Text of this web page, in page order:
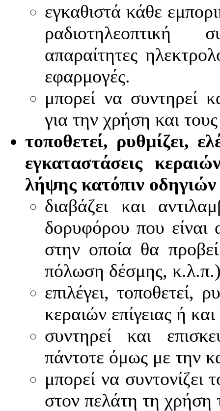
εγκαθιστά κάθε
ραδιοτηλεοπτική
απαραίτητες
εφαρμογές.
μπορεί να συντηρεί
για την χρήση και
τοποθετεί, ρυθμίζει,
εγκαταστάσεις
λήψης κατόπιν οδηγιών
διαβάζει και
δορυφόρου που είναι
στην οποία θα
πόλωση δέσμης,
επιλέγει, τοποθετεί,
κεραιών επίγειας ή
συντηρεί και
πάντοτε όμως με την
μπορεί να συντονίζει
στον πελάτη τη χρήση